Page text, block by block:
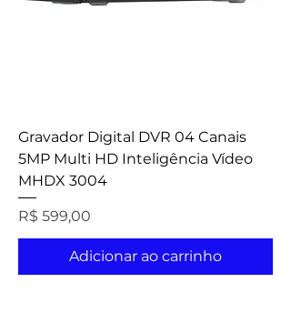
Gravador Digital DVR 04 Canais
5MP Multi HD Inteligência Vídeo
MHDX 3004
Preço
R$ 599,00
Adicionar ao carrinho